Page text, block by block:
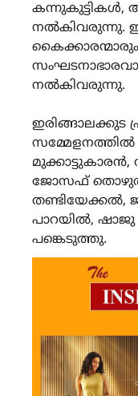
കന്നുകുട്ടികൾ,
നൽകിവരുന്നു.
നൽകിവരുന്നു.
ഇരിങ്ങാലക്കുട
സമ്മേളനത്തിൽ
മുക്കാട്ടുകാരൻ,
ജോസഫ്
തണ്ടിയേക്കൽ,
പാറയിൽ, ഷാജു
പങ്കെടുത്തു.